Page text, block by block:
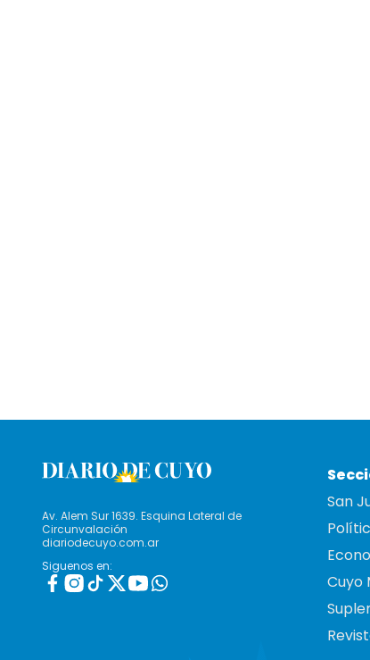
Av. Alem Sur 1639. Esquina Lateral de
Circunvalación
diariodecuyo.com.ar
Siguenos en:
San
Cuyo